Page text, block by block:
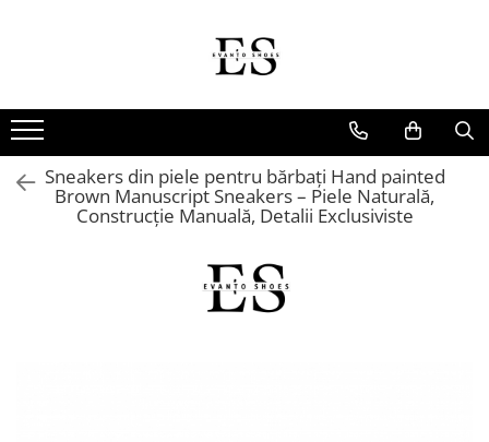
Oxford
Derby
MonkStraps
DubleMonk
Papuci
Ghete
PantofiSneakers din piele pentru bărbați Hand painted
Brown Manuscript Sneakers – Piele Naturală,
Construcție Manuală, Detalii Exclusiviste